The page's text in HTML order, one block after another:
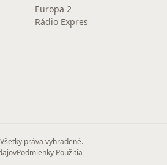
Europa 2
Rádio Expres
práva vyhradené.
Podmienky Použitia